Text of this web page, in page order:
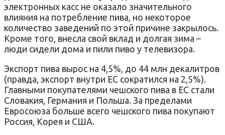
электронных касс не оказало значительного
влияния на потребление пива, но некоторое
количество заведений по этой причине закрылось.
Кроме того, внесла свой вклад и долгая зима –
люди сидели дома и пили пиво у телевизора.
Экспорт пива вырос на 4,5%, до 44 млн декалитров
(правда, экспорт внутри ЕС сократился на 2,5%).
Главными покупателями чешского пива в ЕС стали
Словакия, Германия и Польша. За пределами
Евросоюза больше всего чешского пива покупают
Россия, Корея и США.